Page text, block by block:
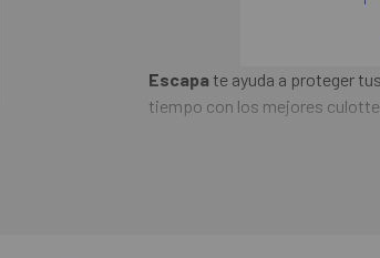
Escapa te ayuda a proteger
tiempo con los mejores
con tirantes ideal para todas